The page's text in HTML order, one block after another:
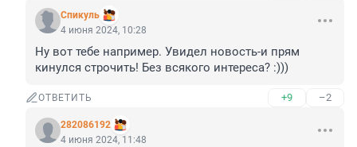
Спикуль
4 июня 2024, 10:28
Ну вот тебе например. Увидел новость-и прям
кинулся строчить! Без всякого интереса? :)))
ОТВЕТИТЬ +9 –2
282086192
4 июня 2024, 11:48